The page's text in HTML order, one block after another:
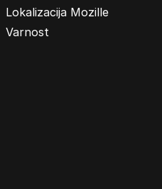
Lokalizacija Mozille
Varnost